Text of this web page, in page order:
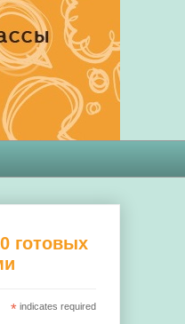
готовых
* indicates required